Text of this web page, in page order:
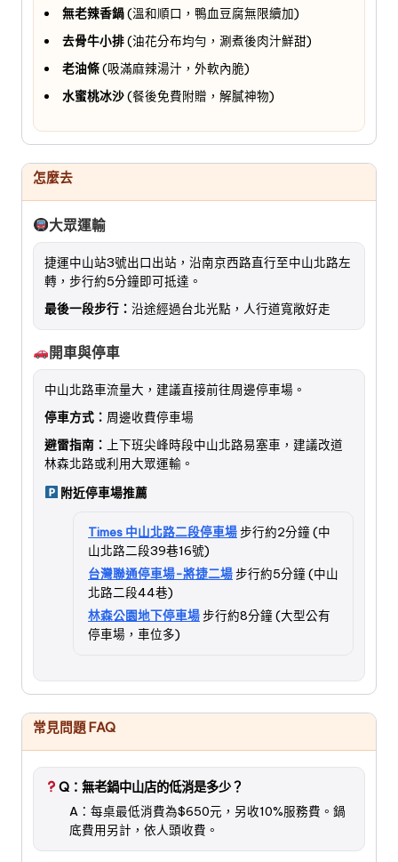
無老辣香鍋(溫和順口，鴨血豆腐無限續加)
去骨牛小排(油花分布均勻，涮煮後肉汁鮮甜)
老油條(吸滿麻辣湯汁，外軟內脆)
水蜜桃冰沙(餐後免費附贈，解膩神物)
怎麼去
大眾運輸
捷運中山站3號出口出站，沿南京西路直行至中山北路左
轉，步行約5分鐘即可抵達。
最後一段步行： 沿途經過台北光點，人行道寬敞好走
開車與停車
中山北路車流量大，建議直接前往周邊停車場。
停車方式： 周邊收費停車場
避雷指南：
上下班尖峰時段中山北路易塞車，建議改道
林森北路或利用大眾運輸。
附近停車場推薦
Times 中山北路二段停車場步行約2分鐘 (中
山北路二段39巷16號)
台灣聯通停車場-將捷二場步行約5分鐘 (中山
北路二段44巷)
林森公園地下停車場步行約8分鐘 (大型公有
停車場，車位多)
常見問題 FAQ
Q：無老鍋中山店的低消是多少？
A：每桌最低消費為$650元，另收10%服務費。鍋
底費用另計，依人頭收費。